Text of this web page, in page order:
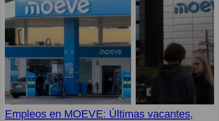
Empleos en MOEVE: Últimas vacantes,